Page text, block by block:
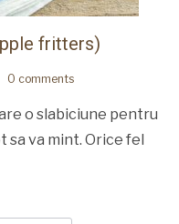
fritters)
0 comments
o slabiciune pentru
sa va mint. Orice fel